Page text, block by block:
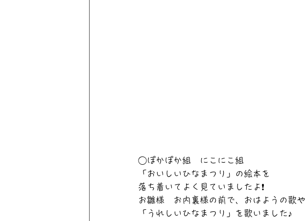
◯ぽかぽか組　にこにこ組
「おいしいひなまつり」の絵本を
落ち着いてよく見ていましたよ❗
お雛様　お内裏様の前で、おはようの歌や
「うれしいひなまつり」を歌いました♪